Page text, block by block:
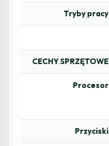
Tryby pracy
CECHY SPRZĘTOWE
Procesor
Przyciski